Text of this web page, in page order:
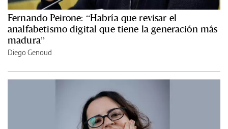
Fernando Peirone: “Habría que revisar el
analfabetismo digital que tiene la generación más
madura”
Diego Genoud